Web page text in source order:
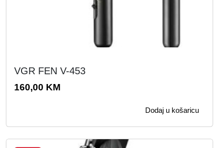
VGR FEN V-453
160,00 KM
Dodaj u košaricu